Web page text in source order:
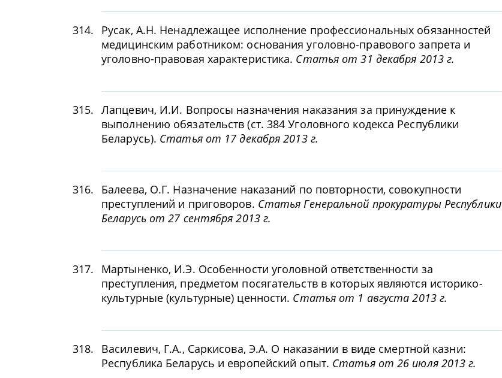
314.
Русак, А.Н. Ненадлежащее исполнение профессиональных обязанностей
медицинским работником: основания уголовно-правового запрета и
уголовно-правовая характеристика. Статья от 31 декабря 2013 г.
315. Лапцевич, И.И. Вопросы назначения наказания за принуждение к
выполнению обязательств (ст. 384 Уголовного кодекса Республики
Беларусь). Статья от 17 декабря 2013 г.
316.
Балеева, О.Г. Назначение наказаний по повторности, совокупности
преступлений и приговоров. Статья Генеральной прокуратуры Республики
Беларусь от 27 сентября 2013 г.
317.
Мартыненко, И.Э. Особенности уголовной ответственности за
преступления, предметом посягательств в которых являются историко-
культурные (культурные) ценности. Статья от 1 августа 2013 г.
318.
Василевич, Г.А., Саркисова, Э.А. О наказании в виде смертной казни:
Республика Беларусь и европейский опыт. Статья от 26 июля 2013 г.